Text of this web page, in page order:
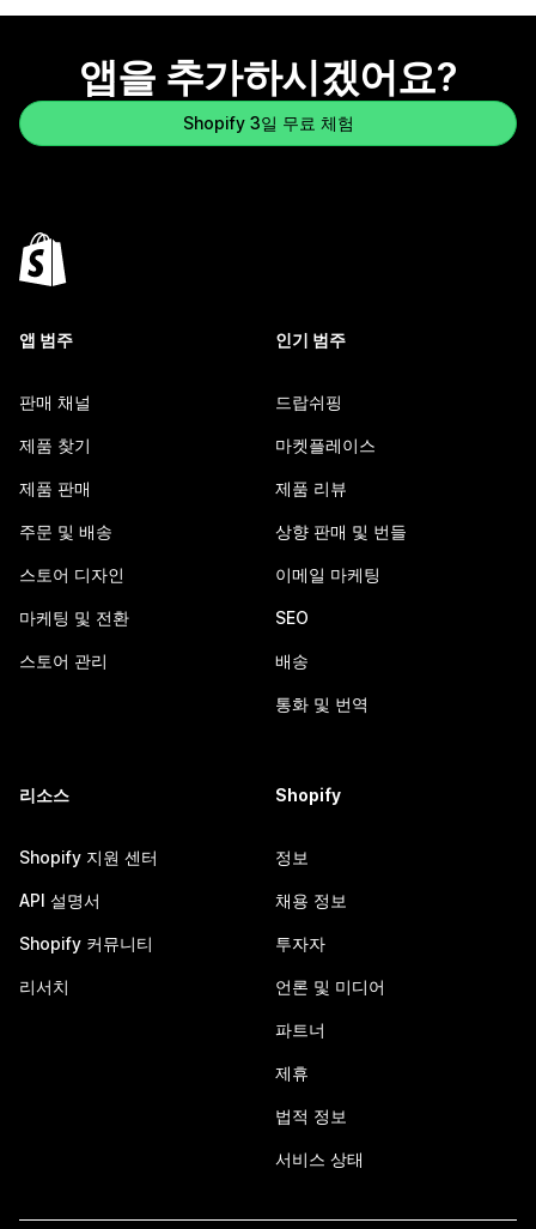
앱을 추가하시겠어요?
Shopify 3일 무료 체험
앱 범주
판매 채널
제품 찾기
제품 판매
주문 및 배송
스토어 디자인
마케팅 및 전환
스토어 관리
인기 범주
드랍쉬핑
마켓플레이스
제품 리뷰
상향 판매 및 번들
이메일 마케팅
SEO
배송
통화 및 번역
리소스
Shopify 지원 센터
API 설명서
Shopify 커뮤니티
리서치
Shopify
정보
채용 정보
투자자
언론 및 미디어
파트너
제휴
법적 정보
서비스 상태